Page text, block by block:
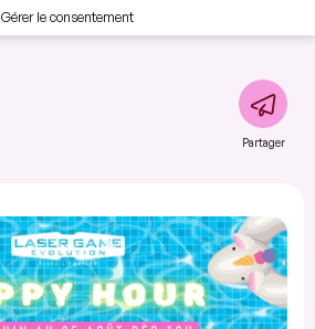
Gérer le consentement
Partager